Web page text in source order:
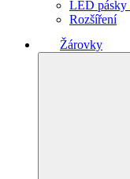
LED pásky
Rozšíření
Žárovky